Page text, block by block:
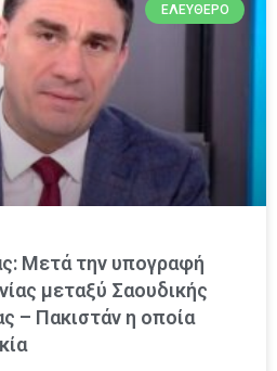
ΕΛΕΎΘΕΡΟ
Μετά την υπογραφή
μεταξύ Σαουδικής
– Πακιστάν η οποία